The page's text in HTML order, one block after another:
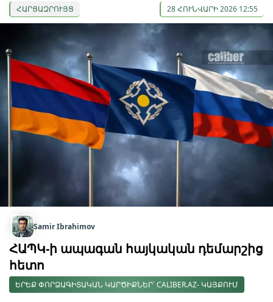
ՀԱՐՑԱԶՐՈՒՅՑ 28 ՀՈՒՆՎԱՐԻ 2026 12:55
Samir Ibrahimov
ՀԱՊԿ-ի ապագան հայկական դեմարշից
հետո
ԵՐԵՔ ՓՈՐՁԱԳԻՏԱԿԱՆ ԿԱՐԾԻՔՆԵՐ՝ CALIBER.AZ- ԿԱՅՔՈՒՄ